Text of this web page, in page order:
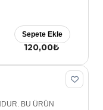
120,00₺
Sepete Ekle
BU ÜRÜN